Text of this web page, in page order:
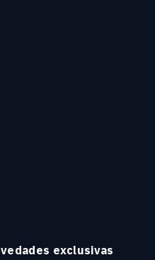
exclusivas